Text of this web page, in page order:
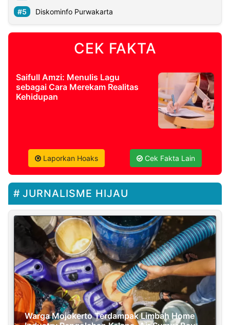
Diskominfo Purwakarta
CEK FAKTA
Saifull Amzi: Menulis Lagu
sebagai Cara Merekam Realitas
Kehidupan
Laporkan Hoaks Cek Fakta Lain
JURNALISME HIJAU
Warga Mojokerto Terdampak Limbah Home